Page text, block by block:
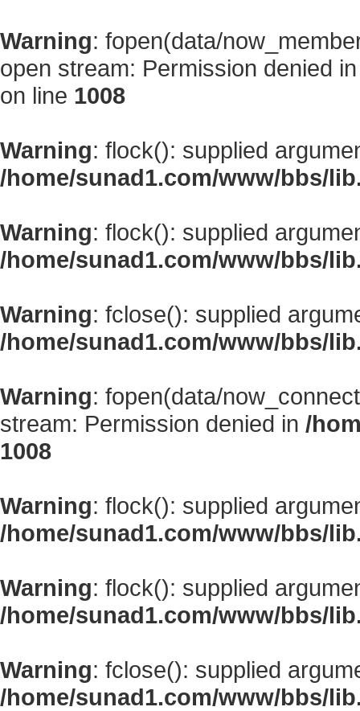
Warning: fopen(data/
open stream: Permission denied
on line 1008
Warning: flock(): supplied
/home/sunad1.com/www/bbs/
Warning: flock(): supplied
/home/sunad1.com/www/bbs/
Warning: fclose(): supplied
/home/sunad1.com/www/bbs/
Warning: fopen(data/
stream: Permission denied in /
1008
Warning: flock(): supplied
/home/sunad1.com/www/bbs/
Warning: flock(): supplied
/home/sunad1.com/www/bbs/
Warning: fclose(): supplied
/home/sunad1.com/www/bbs/